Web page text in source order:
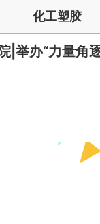
化工塑胶
|举办“力量角